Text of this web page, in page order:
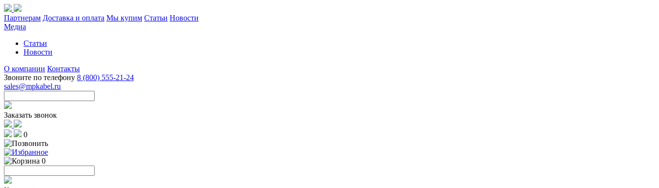
Партнерам Доставка и оплата Мы купим Статьи Новости
Медиа
Статьи
Новости
О компании Контакты
Звоните по телефону 8 (800) 555-21-24
sales@mpkabel.ru
Заказать звонок
0
0